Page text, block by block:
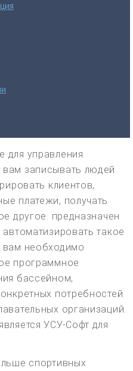
для управления
записывать людей
клиентов,
платежи, получать
другое. предназначен
такое
вам необходимо
программное
бассейном,
потребностей
организаций.
УСУ-Софт для
спортивных